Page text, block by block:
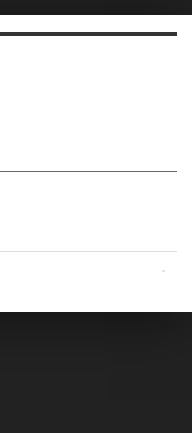
5
5